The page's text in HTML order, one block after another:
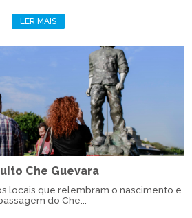
LER MAIS
Che Guevara
locais que relembram o nascimento e
do Che...